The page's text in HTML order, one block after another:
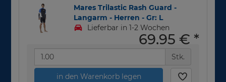
Mares Trilastic Rash Guard -
Langarm - Herren - Gr: L
Lieferbar in 1-2 Wochen
69,95 € *
Stk.
in den Warenkorb legen